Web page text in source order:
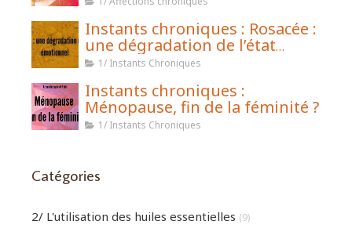
Instants chroniques : Rosacée :
une dégradation de l’état
émotionnel
1/ Instants Chroniques
Instants chroniques :
Ménopause, fin de la féminité ?
1/ Instants Chroniques
Catégories
2/ L'utilisation des huiles essentielles (9)